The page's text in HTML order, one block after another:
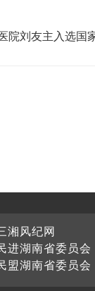
院刘友主入选国
湘风纪网
进湖南省委员会
盟湖南省委员会